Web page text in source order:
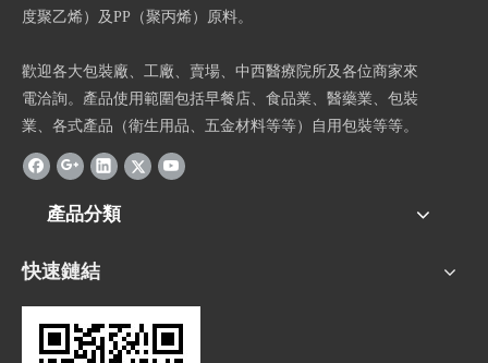
度聚乙烯）及PP（聚丙烯）原料。
歡迎各大包裝廠、工廠、賣場、中西醫療院所及各位商家來
電洽詢。產品使用範圍包括早餐店、食品業、醫藥業、包裝
業、各式產品（衛生用品、五金材料等等）自用包裝等等。
產品分類
快速鏈結